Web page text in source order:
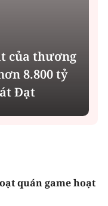
của thương
8.800 tỷ
Đạt
quán game hoạt